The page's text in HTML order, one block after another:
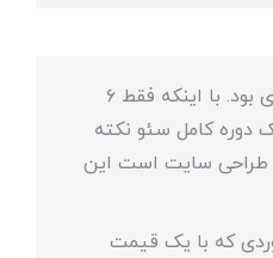
خیلی دوره جذاب و مفیدی بود. با اینکه فقط ۶
دوره کامل سئو نکته
طراحی سایت است این
که با یک قیمت